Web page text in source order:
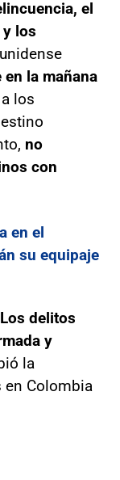
el
los
en la mañana
los
no
con
en el
su equipaje
delitos
y
la
en Colombia